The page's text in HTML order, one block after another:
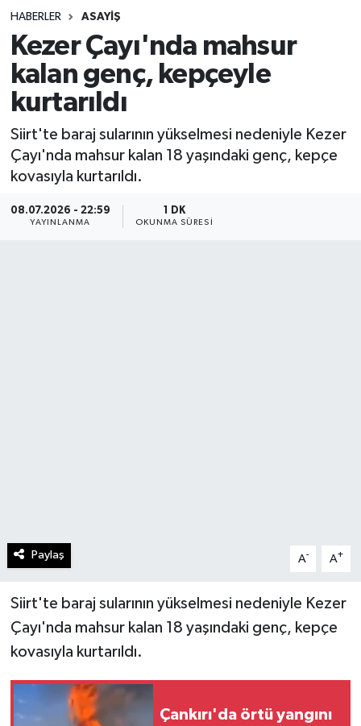
HABERLER ASAYIŞ
Kezer Çayı'nda mahsur
kalan genç, kepçeyle
kurtarıldı
Siirt'te baraj sularının yükselmesi nedeniyle Kezer
Çayı'nda mahsur kalan 18 yaşındaki genç, kepçe
kovasıyla kurtarıldı.
08.07.2026 - 22:59
YAYINLANMA
1 DK
OKUNMA SÜRESI
Paylaş A- A+
Siirt'te baraj sularının yükselmesi nedeniyle Kezer
Çayı'nda mahsur kalan 18 yaşındaki genç, kepçe
kovasıyla kurtarıldı.
Çankırı'da örtü yangını
Spor
Teknoloji
Yaşam